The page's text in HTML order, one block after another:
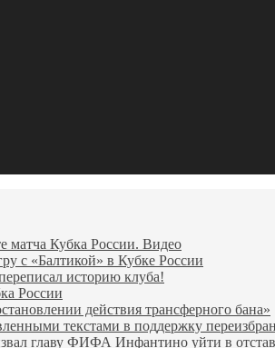
матча Кубка России. Видео
с «Балтикой» в Кубке России
историю клуба!
России
действия трансферного бана»
текстами в поддержку
главу ФИФА Инфантино уйти в